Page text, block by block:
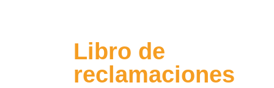
Libro de
reclamaciones